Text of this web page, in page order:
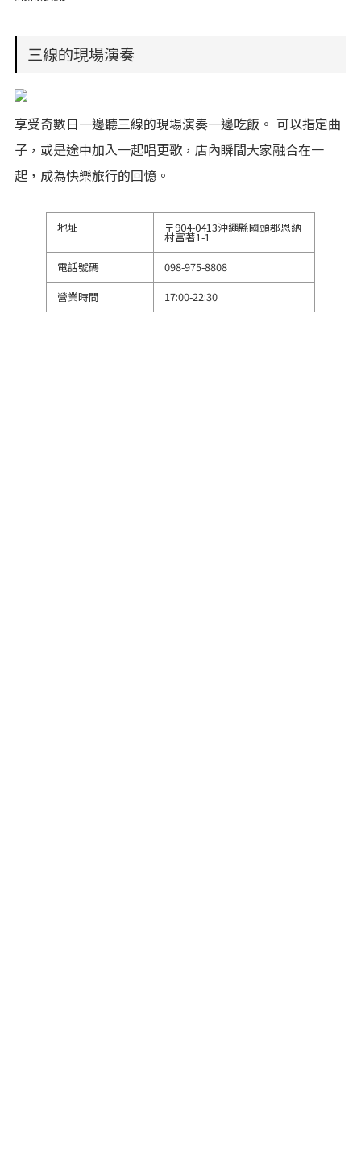
三線的現場演奏
享受奇數日一邊聽三線的現場演奏一邊吃飯。 可以指定曲
子，或是途中加入一起唱更歌，店內瞬間大家融合在一
起，成為快樂旅行的回憶。
地址 〒904-0413沖繩縣國頭郡恩納
村富著1-1
電話號碼
098-975-8808
營業時間
17:00-22:30